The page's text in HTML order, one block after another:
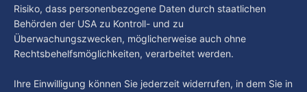
Risiko, dass personenbezogene Daten durch staatlichen
Behörden der USA zu Kontroll- und zu
Überwachungszwecken, möglicherweise auch ohne
Rechtsbehelfsmöglichkeiten, verarbeitet werden.
Ihre Einwilligung können Sie jederzeit widerrufen, in dem Sie in